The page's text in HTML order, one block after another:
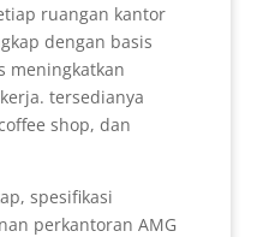
ruangan kantor
dengan basis
meningkatkan
tersedianya
shop, dan
spesifikasi
perkantoran AMG